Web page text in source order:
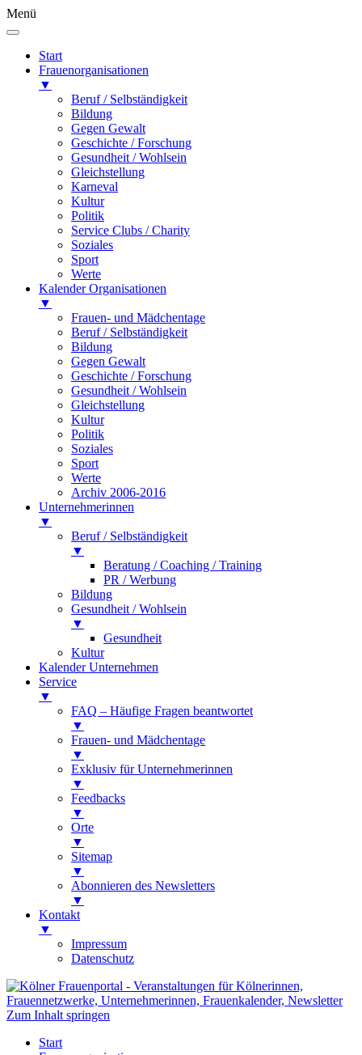
Menü
Start
Frauenorganisationen
▼
Beruf / Selbständigkeit
Bildung
Gegen Gewalt
Geschichte / Forschung
Gesundheit / Wohlsein
Gleichstellung
Karneval
Kultur
Politik
Service Clubs / Charity
Soziales
Sport
Werte
Kalender Organisationen
▼
Frauen- und Mädchentage
Beruf / Selbständigkeit
Bildung
Gegen Gewalt
Geschichte / Forschung
Gesundheit / Wohlsein
Gleichstellung
Kultur
Politik
Soziales
Sport
Werte
Archiv 2006-2016
Unternehmerinnen
▼
Beruf / Selbständigkeit
▼
Beratung / Coaching / Training
PR / Werbung
Bildung
Gesundheit / Wohlsein
▼
Gesundheit
Kultur
Kalender Unternehmen
Service
▼
FAQ – Häufige Fragen beantwortet
▼
Frauen- und Mädchentage
▼
Exklusiv für Unternehmerinnen
▼
Feedbacks
▼
Orte
▼
Sitemap
▼
Abonnieren des Newsletters
▼
Kontakt
▼
Impressum
Datenschutz
Kölner Frauenportal
Veranstaltungen für Kölnerinnen,
Frauennetzwerke, Unternehmerinnen,
Frauenkalender, Newsletter
Zum Inhalt springen
Start